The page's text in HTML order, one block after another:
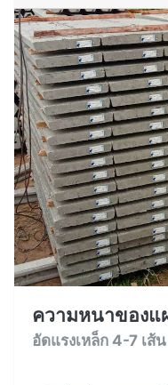
ความหนาของ
อัดแรงเหล็ก 4-7 เส้